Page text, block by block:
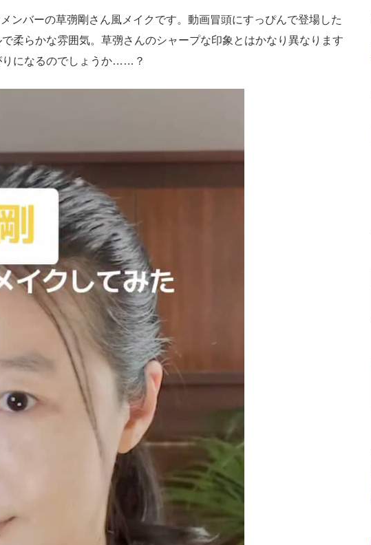
ンバーの草彅剛さん風メイクです。動画冒頭にすっぴんで登場した
柔らかな雰囲気。草彅さんのシャープな印象とはかなり異なります
りになるのでしょうか……？